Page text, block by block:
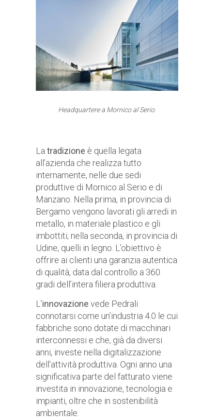
Headquartere a Mornico al Serio.
La tradizione è quella legata
all’azienda che realizza tutto
internamente, nelle due sedi
produttive di Mornico al Serio e di
Manzano. Nella prima, in provincia di
Bergamo vengono lavorati gli arredi in
metallo, in materiale plastico e gli
imbottiti; nella seconda, in provincia di
Udine, quelli in legno. L’obiettivo è
offrire ai clienti una garanzia autentica
di qualità, data dal controllo a 360
gradi dell’intera filiera produttiva.
L’innovazione vede Pedrali
connotarsi come un’industria 4.0 le cui
fabbriche sono dotate di macchinari
interconnessi e che, già da diversi
anni, investe nella digitalizzazione
dell’attività produttiva. Ogni anno una
significativa parte del fatturato viene
investita in innovazione, tecnologia e
impianti, oltre che in sostenibilità
ambientale.